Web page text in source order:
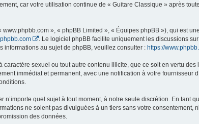
car votre utilisation continue de « Guitare Classique » après
», « phpBB Limited », « Équipes phpBB »), qui est
. Le logiciel phpBB facilite uniquement les discussions
informations au sujet de phpBB, veuillez consulter : https://
sexuel ou tout autre contenu illicite, que ce soit en vertu des
immédiat et permanent, avec une notification à votre fournisseur
quel sujet à tout moment, à notre seule discrétion. En tant
ne soient pas divulguées à un tiers sans votre consentement,
des données.